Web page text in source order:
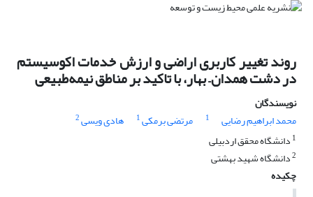
روند تغییر کاربری اراضی و ارزش خدمات اکوسیستم
در دشت همدان– بهار، با تاکید بر مناطق نیمه‌طبیعی
نویسندگان
محمد ابراهیم رضایی
1 مرتضی برمکی1 هادی ویسی2
1 دانشگاه محقق اردبیلی
2دانشگاه شهید بهشتی
چکیده